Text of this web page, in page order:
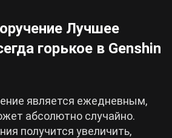
Лучшее
горькое в Genshin
является ежедневным,
абсолютно случайно.
получится увеличить,